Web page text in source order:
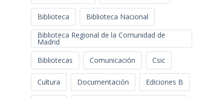
Biblioteca
Biblioteca Nacional
Biblioteca Regional de la Comunidad de
Madrid
Bibliotecas
Comunicación Csic
Cultura Documentación Ediciones B